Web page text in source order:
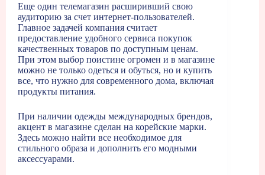
Еще один телемагазин расширивший свою
аудиторию за счет интернет-пользователей.
Главное задачей компания считает
предоставление удобного сервиса покупок
качественных товаров по доступным ценам.
При этом выбор поистине огромен и в магазине
можно не только одеться и обуться, но и купить
все, что нужно для современного дома, включая
продукты питания.
При наличии одежды международных брендов,
акцент в магазине сделан на корейские марки.
Здесь можно найти все необходимое для
стильного образа и дополнить его модными
аксессуарами.